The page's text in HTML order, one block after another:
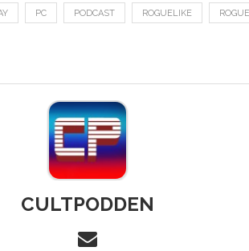
PC PODCAST ROGUELIKE
CULTPODDEN